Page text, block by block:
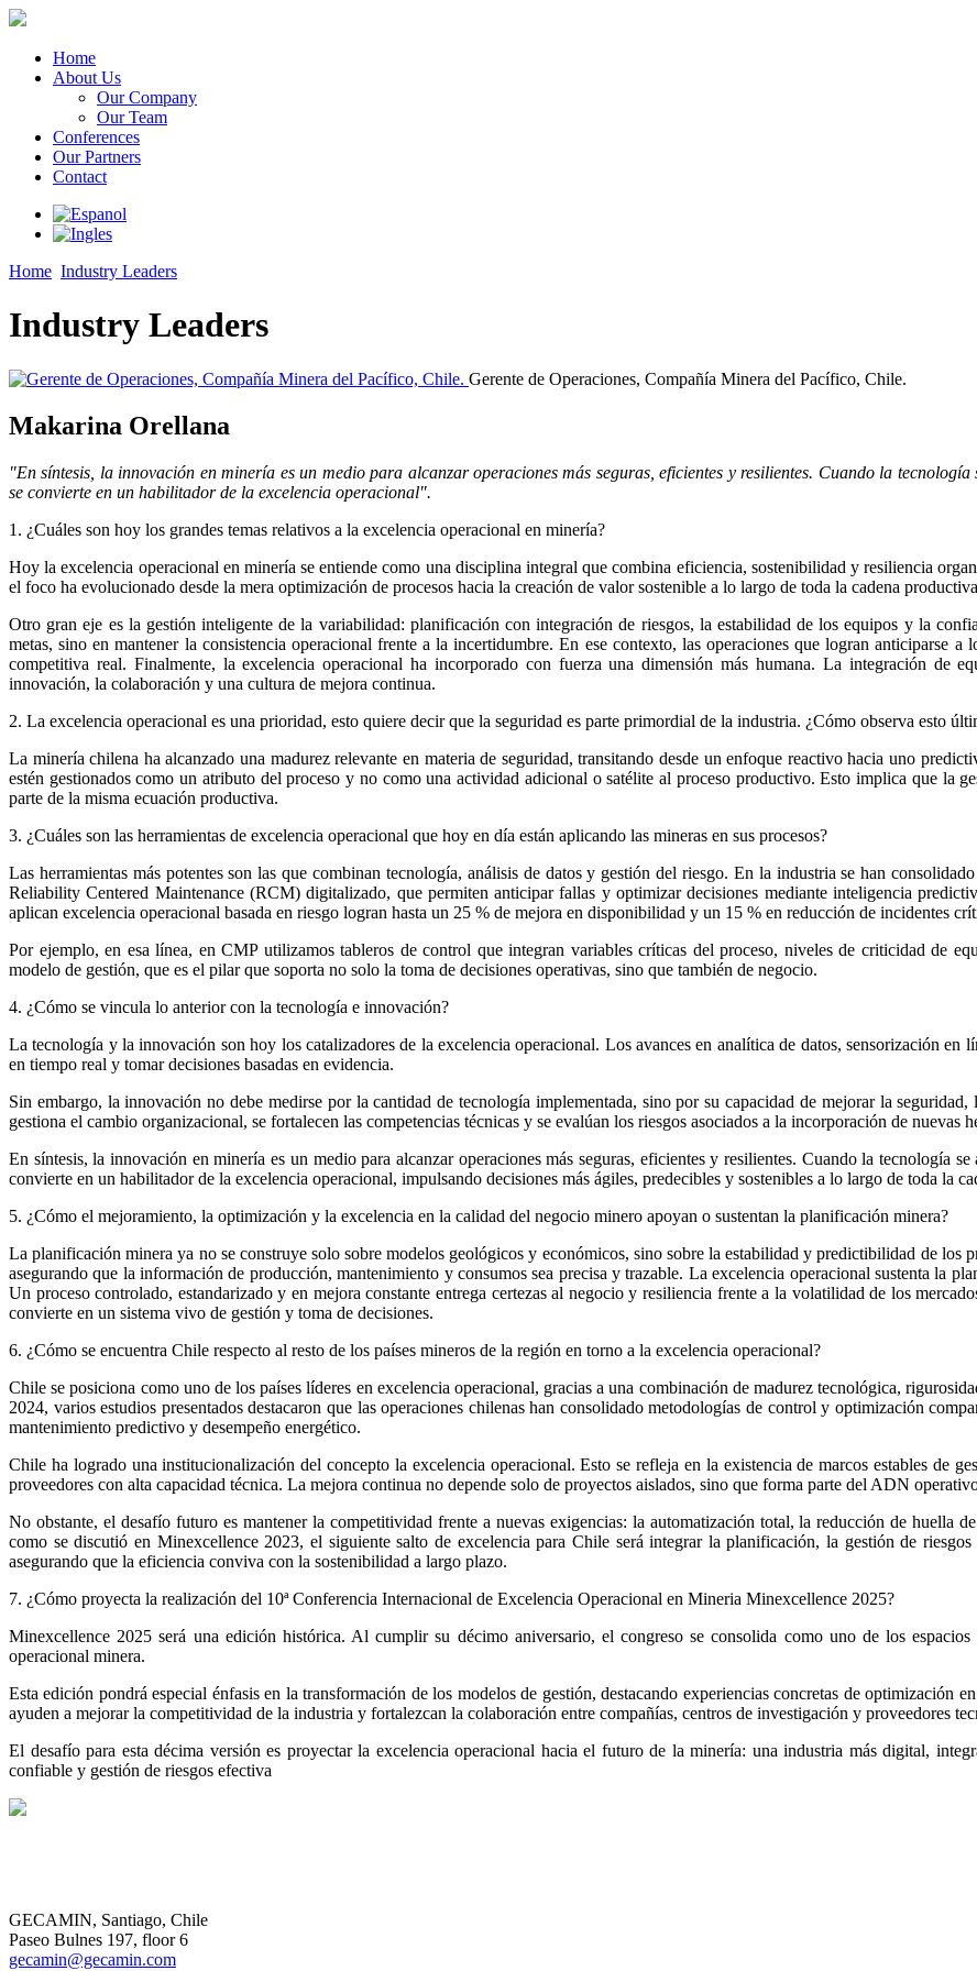
Home
About Us
Our Company
Our Team
Conferences
Our Partners
Contact
Home Industry Leaders
Industry Leaders
Gerente de Operaciones, Compañía Minera del Pacífico, Chile.
Makarina Orellana
"En síntesis, la innovación en minería es un medio para alcanzar operaciones más seguras, eficientes y resilientes. Cuando la
se convierte en un habilitador de la excelencia operacional".
1. ¿Cuáles son hoy los grandes temas relativos a la excelencia operacional en minería?
Hoy la excelencia operacional en minería se entiende como una disciplina integral que combina eficiencia, sostenibilidad y resiliencia
el foco ha evolucionado desde la mera optimización de procesos hacia la creación de valor sostenible a lo largo de toda la cadena
Otro gran eje es la gestión inteligente de la variabilidad: planificación con integración de riesgos, la estabilidad de los equipos y la
metas, sino en mantener la consistencia operacional frente a la incertidumbre. En ese contexto, las operaciones que logran anticiparse
competitiva real. Finalmente, la excelencia operacional ha incorporado con fuerza una dimensión más humana. La integración de
innovación, la colaboración y una cultura de mejora continua.
2. La excelencia operacional es una prioridad, esto quiere decir que la seguridad es parte primordial de la industria. ¿Cómo observa esto
La minería chilena ha alcanzado una madurez relevante en materia de seguridad, transitando desde un enfoque reactivo hacia uno
estén gestionados como un atributo del proceso y no como una actividad adicional o satélite al proceso productivo. Esto implica que la
parte de la misma ecuación productiva.
3. ¿Cuáles son las herramientas de excelencia operacional que hoy en día están aplicando las mineras en sus procesos?
Las herramientas más potentes son las que combinan tecnología, análisis de datos y gestión del riesgo. En la industria se han
Reliability Centered Maintenance (RCM) digitalizado, que permiten anticipar fallas y optimizar decisiones mediante inteligencia
aplican excelencia operacional basada en riesgo logran hasta un 25 % de mejora en disponibilidad y un 15 % en reducción de incidentes
Por ejemplo, en esa línea, en CMP utilizamos tableros de control que integran variables críticas del proceso, niveles de criticidad de
modelo de gestión, que es el pilar que soporta no solo la toma de decisiones operativas, sino que también de negocio.
4. ¿Cómo se vincula lo anterior con la tecnología e innovación?
La tecnología y la innovación son hoy los catalizadores de la excelencia operacional. Los avances en analítica de datos, sensorización en
en tiempo real y tomar decisiones basadas en evidencia.
Sin embargo, la innovación no debe medirse por la cantidad de tecnología implementada, sino por su capacidad de mejorar la
gestiona el cambio organizacional, se fortalecen las competencias técnicas y se evalúan los riesgos asociados a la incorporación de nuevas
En síntesis, la innovación en minería es un medio para alcanzar operaciones más seguras, eficientes y resilientes. Cuando la tecnología
convierte en un habilitador de la excelencia operacional, impulsando decisiones más ágiles, predecibles y sostenibles a lo largo de toda la
5. ¿Cómo el mejoramiento, la optimización y la excelencia en la calidad del negocio minero apoyan o sustentan la planificación minera?
La planificación minera ya no se construye solo sobre modelos geológicos y económicos, sino sobre la estabilidad y predictibilidad de los
asegurando que la información de producción, mantenimiento y consumos sea precisa y trazable. La excelencia operacional sustenta la
Un proceso controlado, estandarizado y en mejora constante entrega certezas al negocio y resiliencia frente a la volatilidad de los
convierte en un sistema vivo de gestión y toma de decisiones.
6. ¿Cómo se encuentra Chile respecto al resto de los países mineros de la región en torno a la excelencia operacional?
Chile se posiciona como uno de los países líderes en excelencia operacional, gracias a una combinación de madurez tecnológica,
2024, varios estudios presentados destacaron que las operaciones chilenas han consolidado metodologías de control y optimización
mantenimiento predictivo y desempeño energético.
Chile ha logrado una institucionalización del concepto la excelencia operacional. Esto se refleja en la existencia de marcos estables de
proveedores con alta capacidad técnica. La mejora continua no depende solo de proyectos aislados, sino que forma parte del ADN
No obstante, el desafío futuro es mantener la competitividad frente a nuevas exigencias: la automatización total, la reducción de huella
como se discutió en Minexcellence 2023, el siguiente salto de excelencia para Chile será integrar la planificación, la gestión de
asegurando que la eficiencia conviva con la sostenibilidad a largo plazo.
7. ¿Cómo proyecta la realización del 10ª Conferencia Internacional de Excelencia Operacional en Mineria Minexcellence 2025?
Minexcellence 2025 será una edición histórica. Al cumplir su décimo aniversario, el congreso se consolida como uno de los
operacional minera.
Esta edición pondrá especial énfasis en la transformación de los modelos de gestión, destacando experiencias concretas de optimización
ayuden a mejorar la competitividad de la industria y fortalezcan la colaboración entre compañías, centros de investigación y proveedores
El desafío para esta décima versión es proyectar la excelencia operacional hacia el futuro de la minería: una industria más digital,
confiable y gestión de riesgos efectiva
GECAMIN, Santiago, Chile
Paseo Bulnes 197, floor 6
gecamin@gecamin.com